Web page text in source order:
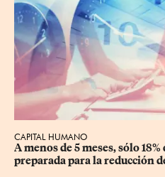
CAPITAL HUMANO
A menos de 5 meses, sólo
preparada para la reducción